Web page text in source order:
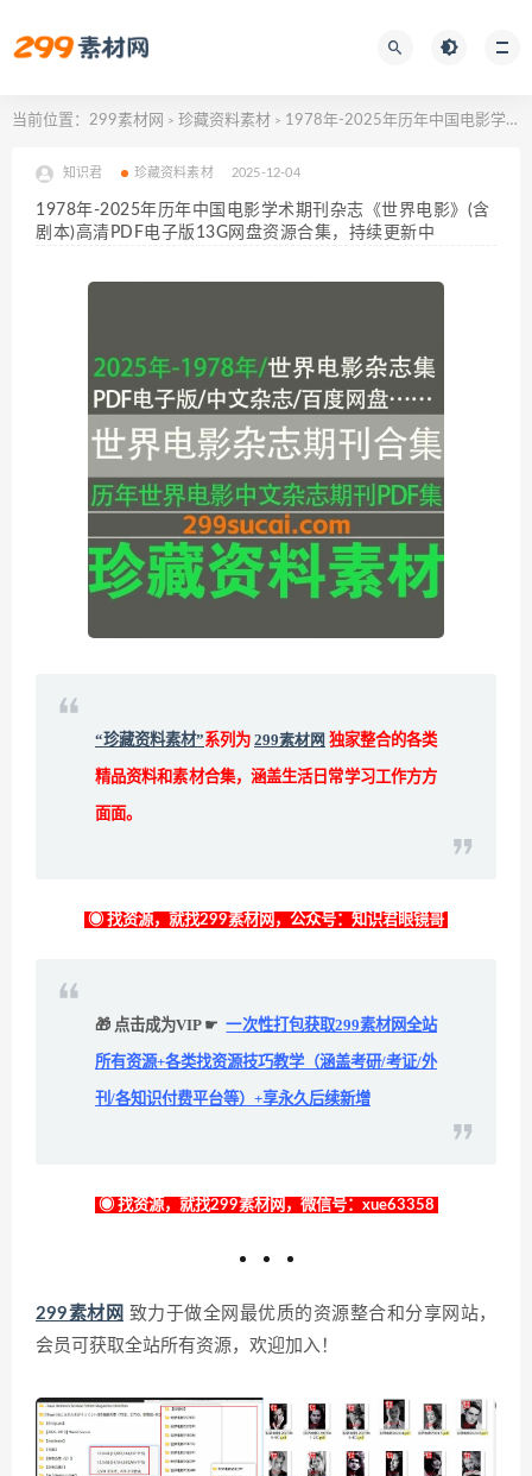
当前位置： 299素材网 > 珍藏资料素材 > 1978年-2025年历年中国电影学术期刊杂志《世界电影》(含剧本)高清PDF电子版13G网盘资源合集，持续更新中
知识君 珍藏资料素材 2025-12-04
1978年-2025年历年中国电影学术期刊杂志《世界电影》(含
剧本)高清PDF电子版13G网盘资源合集，持续更新中
“珍藏资料素材”系列为 299素材网 独家整合的各类
精品资料和素材合集，涵盖生活日常学习工作方方
面面。
◉ 找资源，就找299素材网，公众号：知识君眼镜哥
🎁 点击成为VIP ☛ 一次性打包获取299素材网全站
所有资源+各类找资源技巧教学（涵盖考研/考证/外
刊/各知识付费平台等）+享永久后续新增
◉ 找资源，就找299素材网，微信号：xue63358
299素材网 致力于做全网最优质的资源整合和分享网站，
会员可获取全站所有资源，欢迎加入！